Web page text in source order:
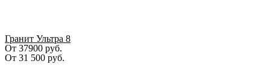
Гранит Ультра 8
От 37900 руб.
От 31 500 руб.